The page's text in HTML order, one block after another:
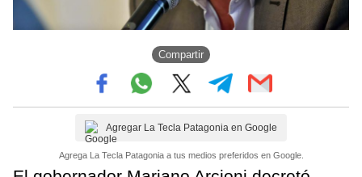
Compartir
Agregar La Tecla Patagonia en Google
Agrega La Tecla Patagonia a tus medios preferidos en Google.